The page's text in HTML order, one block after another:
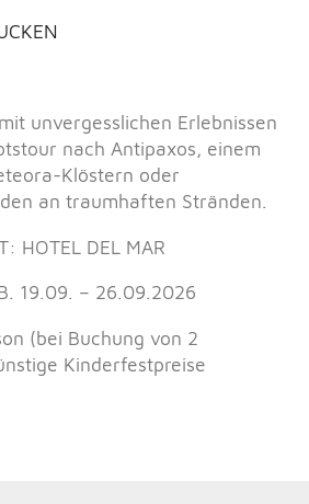
unvergesslichen Erlebnissen
nach Antipaxos, einem
Klöstern oder
an traumhaften Stränden.
HOTEL DEL MAR
19.09. – 26.09.2026
(bei Buchung von 2
Kinderfestpreise